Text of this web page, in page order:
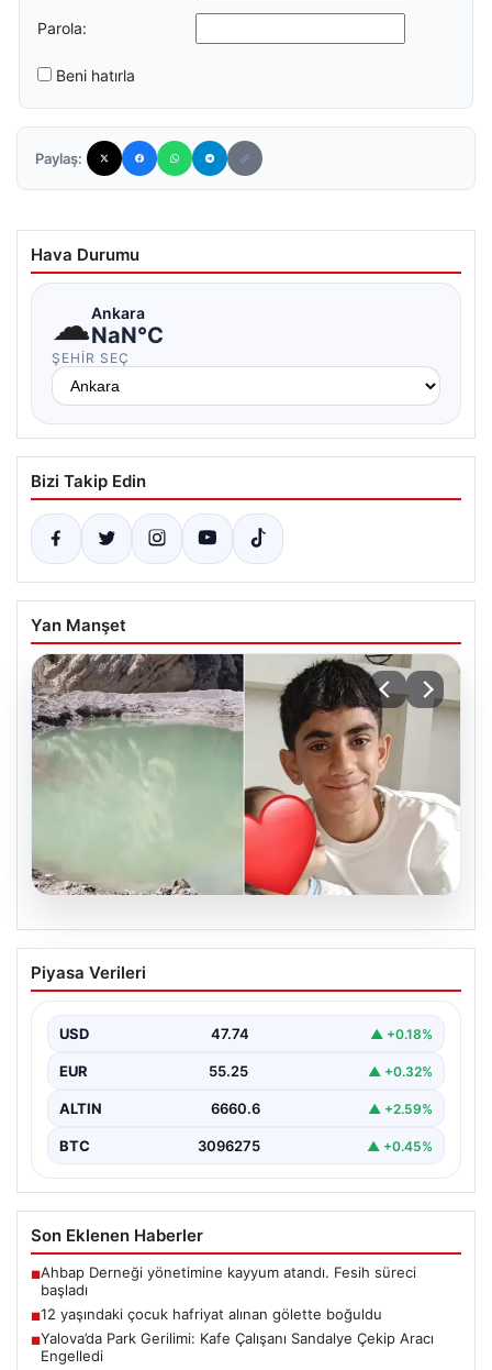
Parola:
Beni hatırla
Paylaş:
Hava Durumu
☁Ankara
NaN°C
ŞEHIR SEÇ
Bizi Takip Edin
Yan Manşet
06.08.2026
12 yaşındaki çocuk hafriyat alınan
gölette boğuldu
Oluşan Gölette Boğuldu", "content": "Erzurum’un Oltu
ilçesinde…
Piyasa Verileri
USD 47.74 ▲ +0.18%
EUR 55.25 ▲ +0.32%
ALTIN 6660.6 ▲ +2.59%
BTC 3096275 ▲ +0.45%
Son Eklenen Haberler
■Ahbap Derneği yönetimine kayyum atandı. Fesih süreci
başladı
■12 yaşındaki çocuk hafriyat alınan gölette boğuldu
■Yalova’da Park Gerilimi: Kafe Çalışanı Sandalye Çekip Aracı
Engelledi